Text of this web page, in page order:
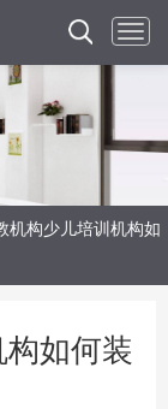
机构少儿培训机构如
如何装